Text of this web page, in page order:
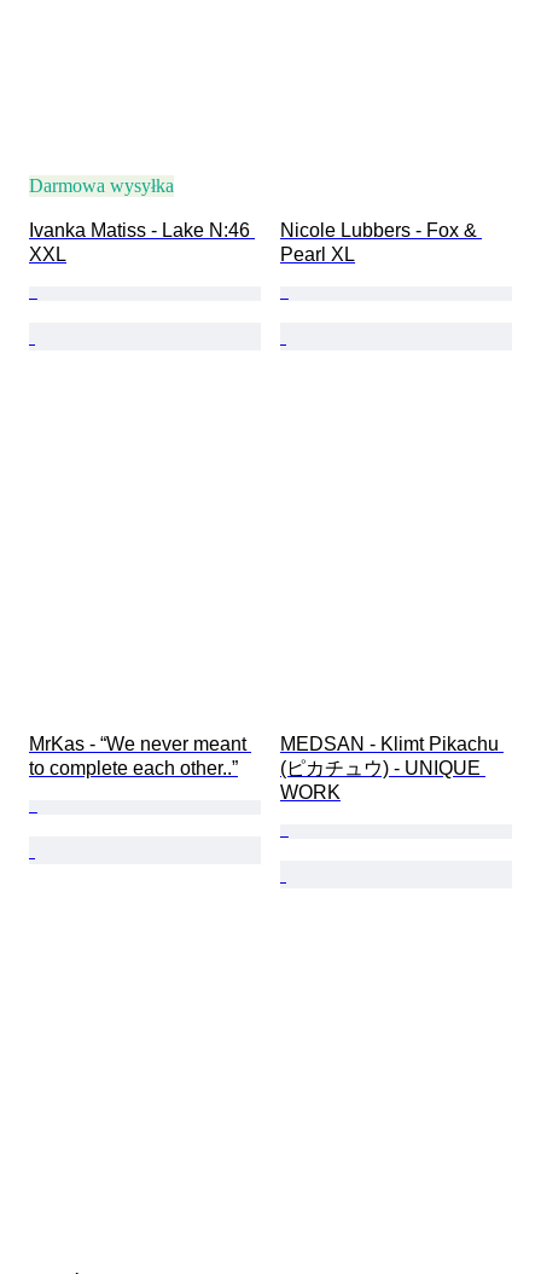
Darmowa wysyłka
Ivanka Matiss - Lake N:46
XXL
Nicole Lubbers - Fox &
Pearl XL
MrKas - “We never meant
to complete each other..”
MEDSAN - Klimt Pikachu
(ピカチュウ) - UNIQUE
WORK